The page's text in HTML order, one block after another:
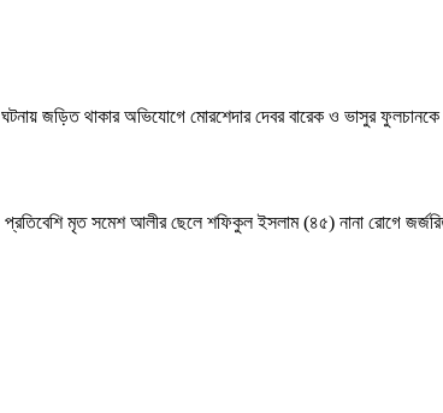
জড়িত থাকার অভিযোগে মোরশেদার দেবর বারেক ও ভাসুর
প্রতিবেশি মৃত সমেশ আলীর ছেলে শফিকুল ইসলাম (৪৫) নানা রোগে